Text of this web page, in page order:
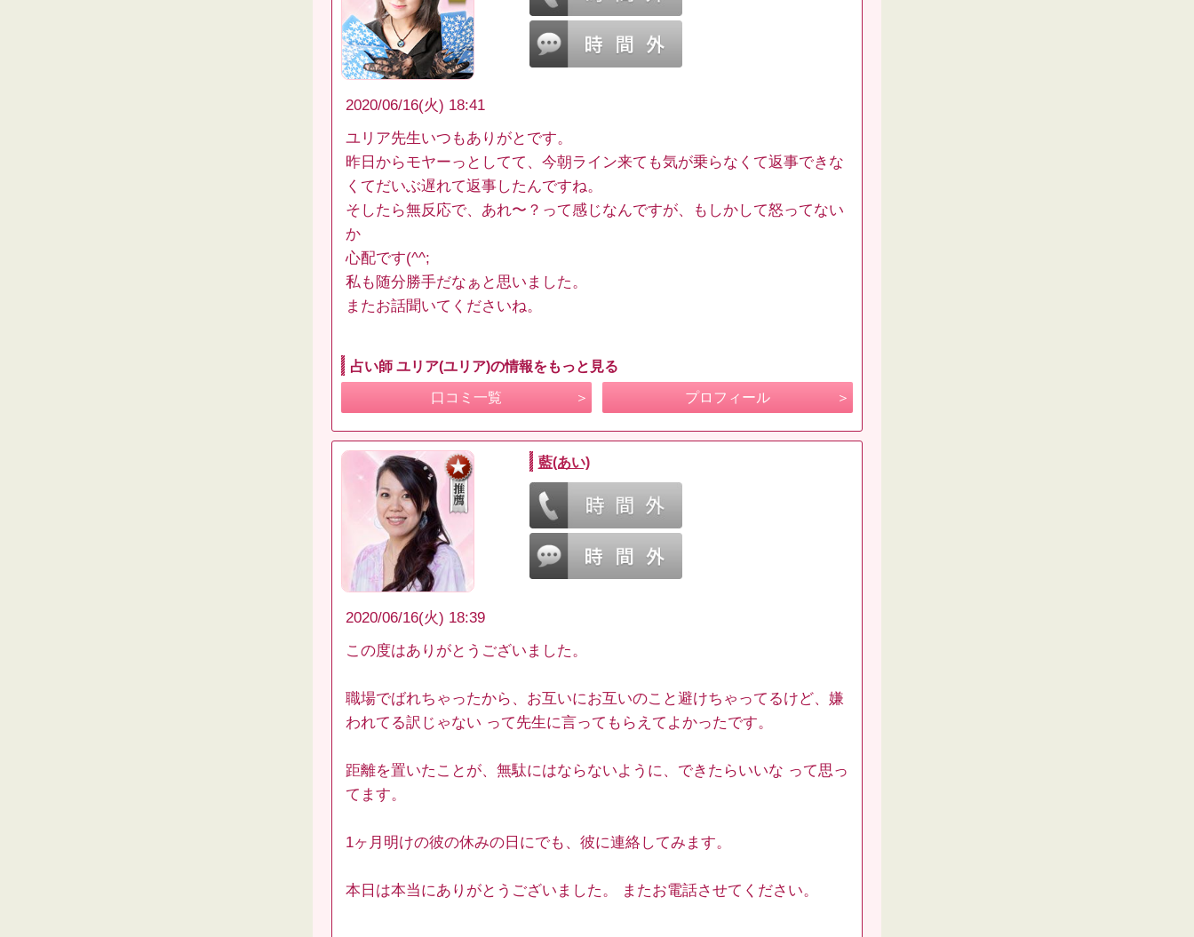
2020/06/16(火) 18:41
ユリア先生いつもありがとです。
昨日からモヤーっとしてて、今朝ライン来ても気が乗らなくて返事できな
くてだいぶ遅れて返事したんですね。
そしたら無反応で、あれ〜？って感じなんですが、もしかして怒ってない
か
心配です(^^;
私も随分勝手だなぁと思いました。
またお話聞いてくださいね。
占い師 ユリア(ユリア)の情報をもっと見る
口コミ一覧 プロフィール
藍(あい)
2020/06/16(火) 18:39
この度はありがとうございました。
職場でばれちゃったから、お互いにお互いのこと避けちゃってるけど、嫌
われてる訳じゃない って先生に言ってもらえてよかったです。
距離を置いたことが、無駄にはならないように、できたらいいな って思っ
てます。
1ヶ月明けの彼の休みの日にでも、彼に連絡してみます。
本日は本当にありがとうございました。 またお電話させてください。